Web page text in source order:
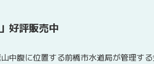
好評販売中
中腹に位置する前橋市水道局が管理す